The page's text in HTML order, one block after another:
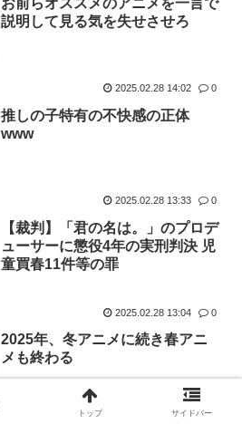
お前らオススメのアニメを一言で
説明して見る気を失せさせろ
2025.02.28 14:02 0
推しの子特有の不快感の正体
www
2025.02.28 13:33 0
【裁判】「君の名は。」のプロデ
ューサーに懲役4年の実刑判決 児
童買春11件等の罪
2025.02.28 13:04 0
2025年、冬アニメに続き春アニ
メも終わる
トップ サイドバー